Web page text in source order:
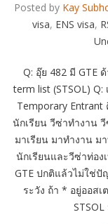
Posted by Kay
visa, ENS visa,
Q: อุ๊ย 482 มี GTE
term list (STSOL) Q:
Temporary
นักเรียน วีซ่าทำงาน
มาเรียน มาทำงาน ม
นักเรียนและวีซ่าท่อง
GTE ปกติแล้วไม่ใช่ปั
ระวัง ถ้า * อยู่ออส